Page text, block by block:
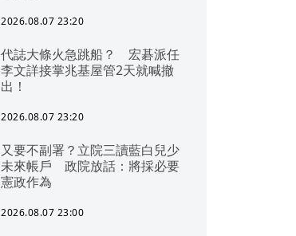
2026.08.07 23:20
代誌大條火急跳船？ 宏碁派任
李文詳接掌兆基屋管2天就喊撤
出！
2026.08.07 23:20
又要不副署？立院三讀藍白兒少
未來帳戶 政院放話：將採必要
憲政作為
2026.08.07 23:00